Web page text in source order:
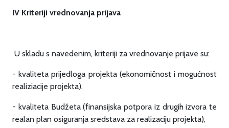
IV Kriteriji vrednovanja prijava
U skladu s navedenim, kriteriji za vrednovanje prijave su:
- kvaliteta prijedloga projekta (ekonomičnost i mogućnost
realiziacije projekta),
- kvaliteta Budžeta (finansijska potpora iz drugih izvora te
realan plan osiguranja sredstava za realizaciju projekta),